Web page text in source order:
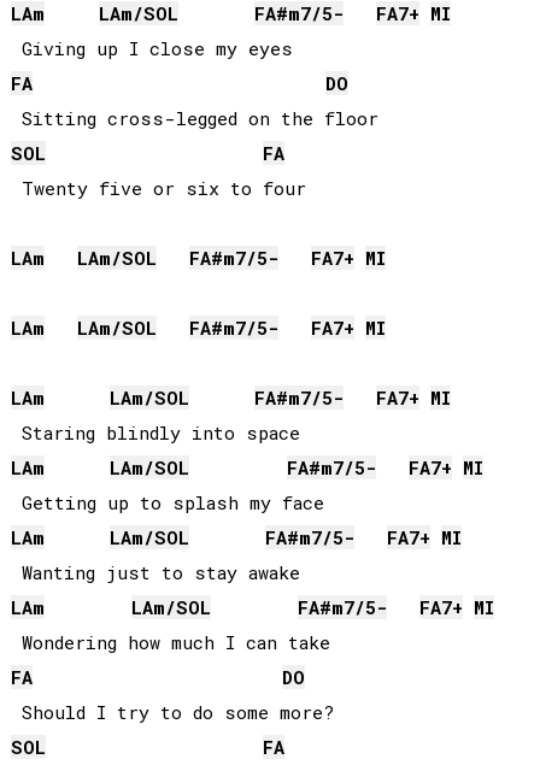
LAm LAm/SOL FA#m7/5- FA7+ MI
FA
DO
Sitting cross-legged on the floor
SOL
FA
Twenty five or six to four
LAm LAm/SOL FA#m7/5- FA7+ MI
LAm LAm/SOL FA#m7/5- FA7+ MI
LAm LAm/SOL FA#m7/5- FA7+ MI
LAm LAm/SOL FA#m7/5- FA7+ MI
LAm LAm/SOL FA#m7/5- FA7+ MI
LAm LAm/SOL FA#m7/5- FA7+ MI
FA
DO
SOL
FA